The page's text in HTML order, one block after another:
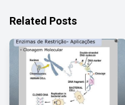
Related Posts